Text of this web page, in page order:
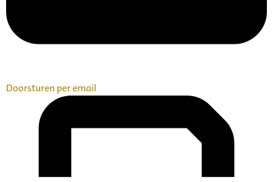
Doorsturen per email